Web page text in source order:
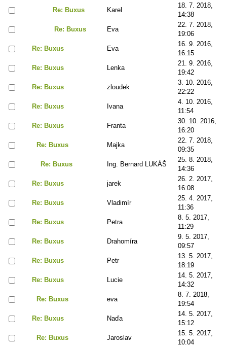
Re: Buxus
Karel
18. 7. 2018,
14:38
Re: Buxus
Eva
22. 7. 2018,
19:06
Re: Buxus
Eva
16. 9. 2016,
16:15
Re: Buxus
Lenka
21. 9. 2016,
19:42
Re: Buxus
zloudek
3. 10. 2016,
22:22
Re: Buxus
Ivana
4. 10. 2016,
11:54
Re: Buxus
Franta
30. 10. 2016,
16:20
Re: Buxus
Majka
22. 7. 2018,
09:35
Re: Buxus
Ing. Bernard LUKÁŠ
25. 8. 2018,
14:36
Re: Buxus
jarek
26. 2. 2017,
16:08
Re: Buxus
Vladimír
25. 4. 2017,
11:36
Re: Buxus
Petra
8. 5. 2017,
11:29
Re: Buxus
Drahomíra
9. 5. 2017,
09:57
Re: Buxus
Petr
13. 5. 2017,
18:19
Re: Buxus
Lucie
14. 5. 2017,
14:32
Re: Buxus
eva
8. 7. 2018,
19:54
Re: Buxus
Naďa
14. 5. 2017,
15:12
Re: Buxus
Jaroslav
15. 5. 2017,
10:04